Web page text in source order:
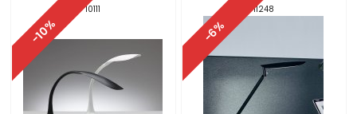
-10%
10111
-6%
11248